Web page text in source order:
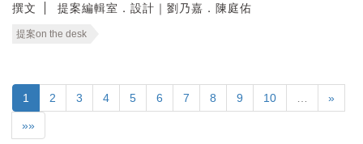
撰文 提案編輯室．設計｜劉乃嘉．陳庭佑
提案on the desk
1 2 3 4 5 6 7 8 9 10 »
»»